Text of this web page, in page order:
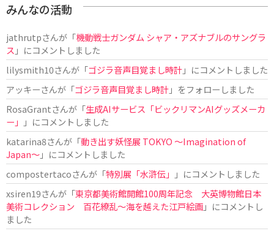
みんなの活動
jathrutpさんが「機動戦士ガンダム シャア・アズナブルのサングラ
ス 」にコメントしました
lilysmith10さんが「ゴジラ音声目覚まし時計」にコメントしました
アッキーさんが「ゴジラ音声目覚まし時計」をフォローしました
RosaGrantさんが「生成AIサービス「ビックリマンAIグッズメーカ
ー」
」にコメントしました
katarina8さんが「動き出す妖怪展 TOKYO 〜Imagination of
Japan〜」にコメントしました
compostertacoさんが「特別展「水滸伝」
」にコメントしました
xsiren19さんが「東京都美術館開館100周年記念 大英博物館日本
美術コレクション 百花繚乱～海を越えた江戸絵画」にコメントし
ました